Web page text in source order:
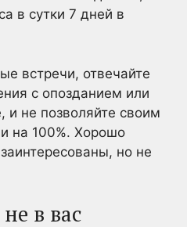
в сутки 7 дней в
встречи, отвечайте
с опозданием или
и не позволяйте своим
на 100%. Хорошо
но не
в вас